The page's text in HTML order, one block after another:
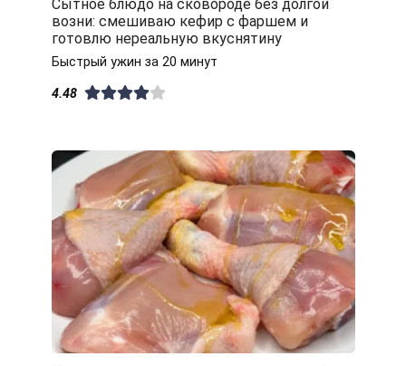
Сытное блюдо на сковороде без долгой
возни: смешиваю кефир с фаршем и
готовлю нереальную вкуснятину
Быстрый ужин за 20 минут
4.48